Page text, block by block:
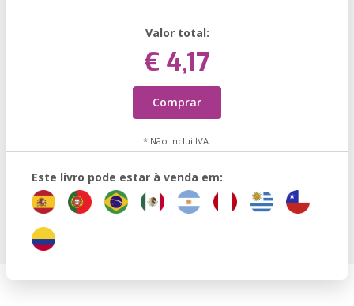
Valor total:
€ 4,17
Comprar
* Não inclui IVA.
Este livro pode estar à venda em: